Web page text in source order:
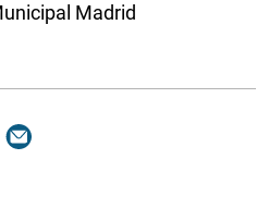
Madrid